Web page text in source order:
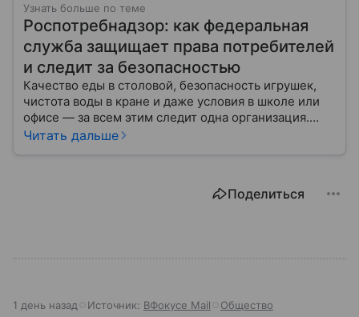
Узнать больше по теме
Роспотребнадзор: как федеральная
служба защищает права потребителей
и следит за безопасностью
Качество еды в столовой, безопасность игрушек,
чистота воды в кране и даже условия в школе или
офисе — за всем этим следит одна организация.
Роспотребнадзор — федеральная служба, которая
её работа важна для каждого жителя России.
Читать дальше
Поделиться
1 день назад Источник: ВФокусе Mail Общество